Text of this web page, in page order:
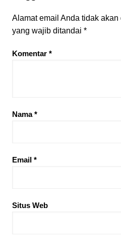
Alamat email Anda tidak
yang wajib ditandai *
Komentar *
Nama*
Email *
Situs Web